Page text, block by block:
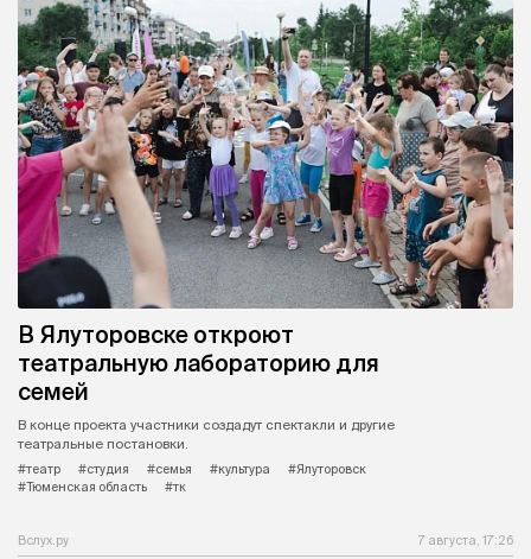
В Ялуторовске откроют
театральную лабораторию для
семей
В конце проекта участники создадут спектакли и другие
театральные постановки.
#театр
#студия #семья #культура
#Ялуторовск
#Тюменская область
#тк
Вслух.ру 7 августа, 17:26